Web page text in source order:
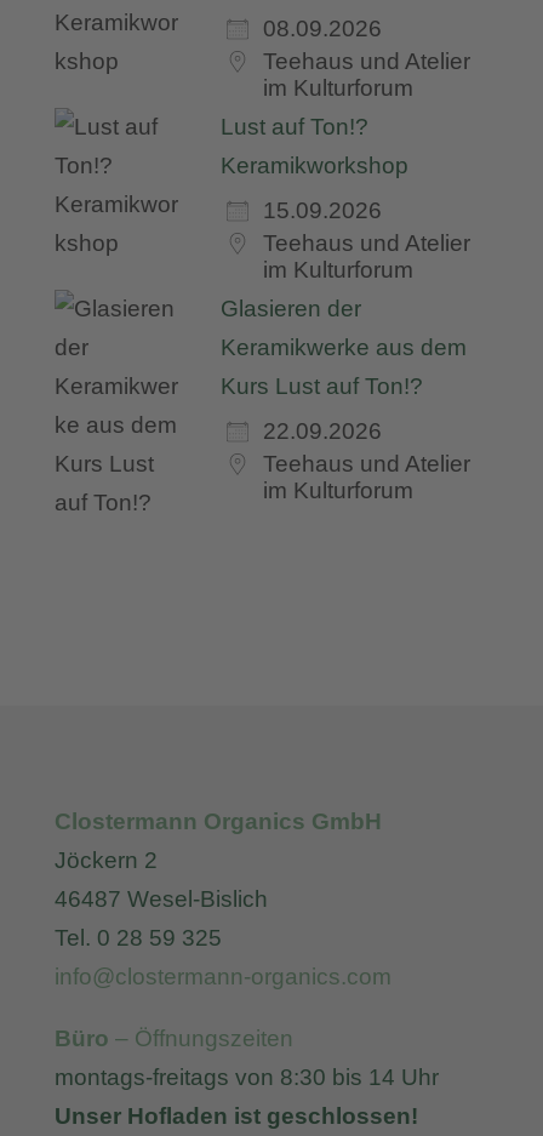
08.09.2026
Teehaus und Atelier
im Kulturforum
Lust auf Ton!?
Keramikworkshop
15.09.2026
Teehaus und Atelier
im Kulturforum
Glasieren der
Keramikwerke aus dem
Kurs Lust auf Ton!?
22.09.2026
Teehaus und Atelier
im Kulturforum
Clostermann Organics GmbH
Jöckern 2
46487 Wesel-Bislich
Tel. 0 28 59 325
info@clostermann-organics.com
Büro – Öffnungszeiten
montags-freitags von 8:30 bis 14 Uhr
Unser Hofladen ist geschlossen!